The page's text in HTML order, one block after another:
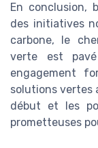
En conclusion,
des initiatives
carbone, le
verte est
engagement
solutions vertes
début et les
prometteuses